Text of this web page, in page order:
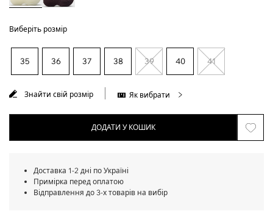
Виберіть розмір
35 36 37 38 39 40 41
Знайти свій розмір Як вибрати
ДОДАТИ У КОШИК
Доставка 1-2 дні по Україні
Примірка перед оплатою
Відправлення до 3-х товарів на вибір